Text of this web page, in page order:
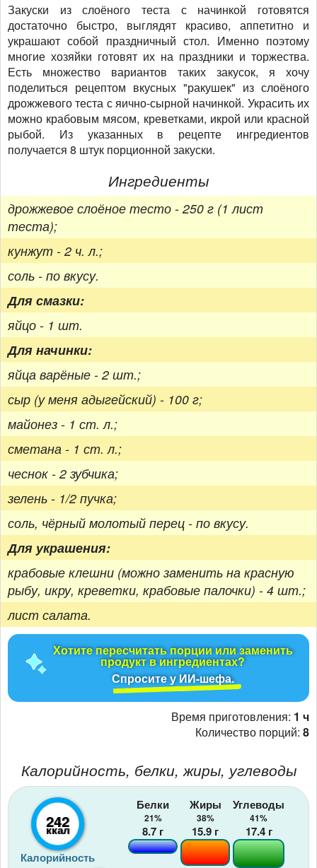
Закуски из слоёного теста с начинкой готовятся
достаточно быстро, выглядят красиво, аппетитно и
украшают собой праздничный стол. Именно поэтому
многие хозяйки готовят их на праздники и торжества.
Есть множество вариантов таких закусок, я хочу
поделиться рецептом вкусных "ракушек" из слоёного
дрожжевого теста с яично-сырной начинкой. Украсить их
можно крабовым мясом, креветками, икрой или красной
рыбой. Из указанных в рецепте ингредиентов
получается 8 штук порционной закуски.
Ингредиенты
дрожжевое слоёное тесто - 250 г (1 лист
теста);
кунжут - 2 ч. л.;
соль - по вкусу.
Для смазки:
яйцо - 1 шт.
Для начинки:
яйца варёные - 2 шт.;
сыр (у меня адыгейский) - 100 г;
майонез - 1 ст. л.;
сметана - 1 ст. л.;
чеснок - 2 зубчика;
зелень - 1/2 пучка;
соль, чёрный молотый перец - по вкусу.
Для украшения:
крабовые клешни (можно заменить на красную
рыбу, икру, креветки, крабовые палочки) - 4 шт.;
лист салата.
Хотите пересчитать порции или заменить
продукт в ингредиентах?
Спросите у ИИ-шефа.
Время приготовления: 1 ч
Количество порций: 8
Калорийность, белки, жиры, углеводы
242
ккал
Калорийность
Белки
21%
8.7 г
Жиры
38%
15.9 г
Углеводы
41%
17.4г